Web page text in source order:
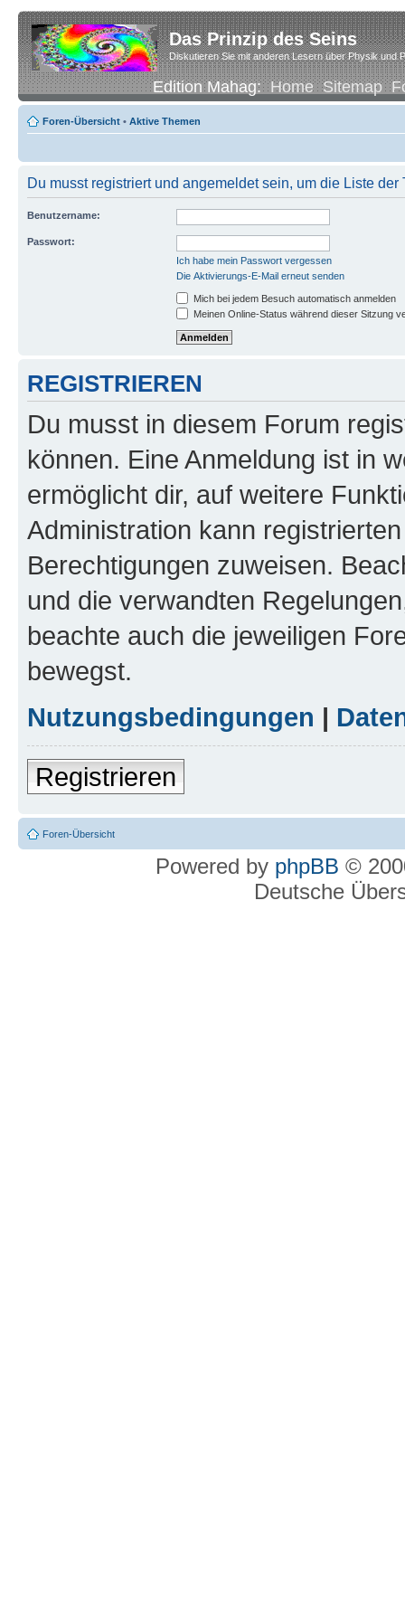
Das Prinzip des Seins
Diskutieren Sie mit anderen Lesern über Physik und
Edition Mahag:Home Sitemap
Foren-Übersicht • Aktive Themen
Du musst registriert und angemeldet sein, um die Liste
Benutzername:
Passwort:
Ich habe mein Passwort vergessen
Die Aktivierungs-E-Mail erneut senden
Mich bei jedem Besuch automatisch anmelden
Meinen Online-Status während dieser Sitzung
REGISTRIEREN
Du musst in diesem Forum
können. Eine Anmeldung ist in
ermöglicht dir, auf weitere
Administration kann
Berechtigungen zuweisen.
und die verwandten
beachte auch die jeweiligen
bewegst.
Nutzungsbedingungen |
Registrieren
Foren-Übersicht
Powered by phpBB ©
Deutsche